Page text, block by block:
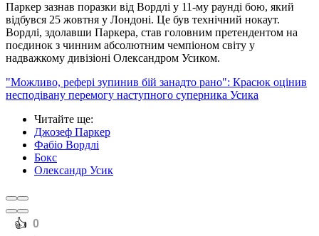
Паркер зазнав поразки від Вордлі у 11-му раунді бою, який
відбувся 25 жовтня у Лондоні. Це був технічний нокаут.
Вордлі, здолавши Паркера, став головним претендентом на
поєдинок з чинним абсолютним чемпіоном світу у
надважкому дивізіоні Олександром Усиком.
"Можливо, рефері зупинив бій занадто рано": Красюк оцінив
несподівану перемогу наступного суперника Усика
Читайте ще:
Джозеф Паркер
Фабіо Вордлі
Бокс
Олександр Усик
️👍 0